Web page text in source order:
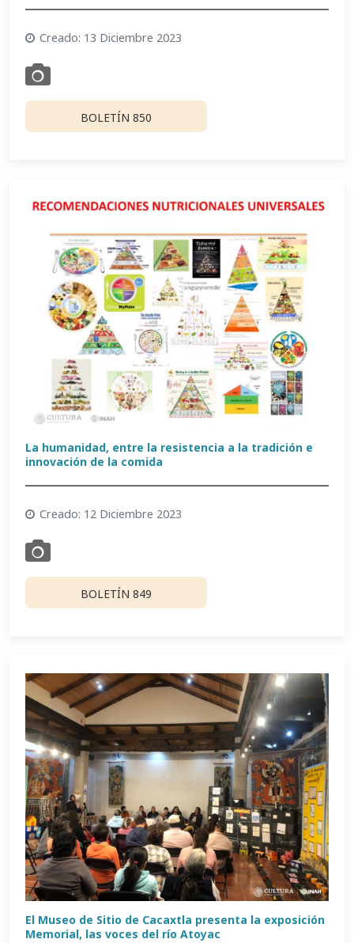
Creado: 13 Diciembre 2023
BOLETÍN 850
La humanidad, entre la resistencia a la tradición e
innovación de la comida
Creado: 12 Diciembre 2023
BOLETÍN 849
El Museo de Sitio de Cacaxtla presenta la exposición
Memorial, las voces del río Atoyac